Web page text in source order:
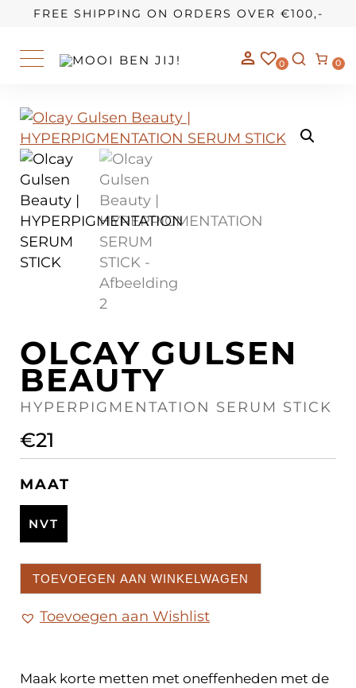
FREE SHIPPING ON ORDERS OVER €100,-
0 0
OUR STORY
OLCAY GULSEN
BEAUTY
HYPERPIGMENTATION SERUM STICK
€21
MAAT
NVT
TOEVOEGEN AAN WINKELWAGEN
Toevoegen aan Wishlist
Maak korte metten met oneffenheden met de